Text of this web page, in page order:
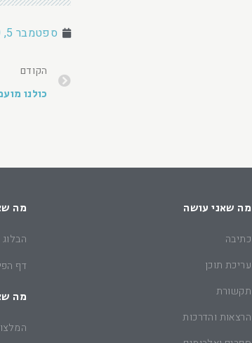
ספטמבר 5, 2020
הקודם
כולנו
מה שאני עושה
כתיבה
עריכת תוכן
תקשורת
הרצאות והדרכות
מה
הבלוג
דף
מה